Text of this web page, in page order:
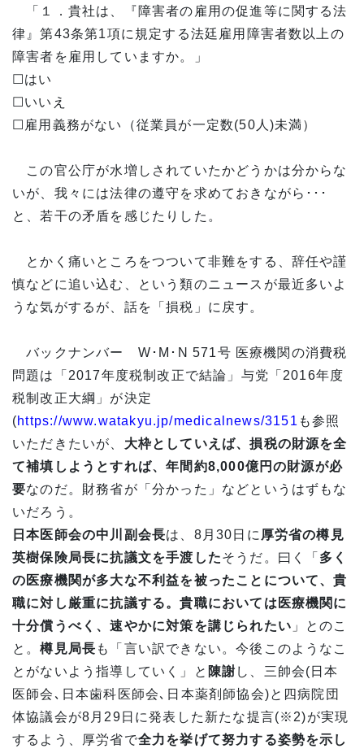
「１．貴社は、『障害者の雇用の促進等に関する法
律』第43条第1項に規定する法廷雇用障害者数以上の
障害者を雇用していますか。」
☐はい
☐いいえ
☐雇用義務がない（従業員が一定数(50人)未満）
この官公庁が水増しされていたかどうかは分からな
いが、我々には法律の遵守を求めておきながら･･･
と、若干の矛盾を感じたりした。
とかく痛いところをつついて非難をする、辞任や謹
慎などに追い込む、という類のニュースが最近多いよ
うな気がするが、話を「損税」に戻す。
バックナンバー W･M･N 571号 医療機関の消費税
問題は「2017年度税制改正で結論」与党「2016年度
税制改正大綱」が決定
(https://www.watakyu.jp/medicalnews/3151 も参照
いただきたいが、 大枠としていえば、損税の財源を全
て補填しようとすれば、年間約8,000億円の財源が必
要なのだ。財務省が「分かった」などというはずもな
いだろう。
日本医師会の中川副会長は、8月30日に 厚労省の樽見
英樹保険局長に抗議文を手渡したそうだ。曰く「 多く
の医療機関が多大な不利益を被ったことについて、貴
職に対し厳重に抗議する。貴職においては医療機関に
十分償うべく、速やかに対策を講じられたい 」とのこ
と。樽見局長 も「言い訳できない。今後このようなこ
とがないよう指導していく」と 陳謝 し、三帥会(日本
医師会､日本歯科医師会､日本薬剤師協会)と四病院団
体協議会が8月29日に発表した新たな提言(※2)が実現
するよう、厚労省で全力を挙げて努力する姿勢を示し